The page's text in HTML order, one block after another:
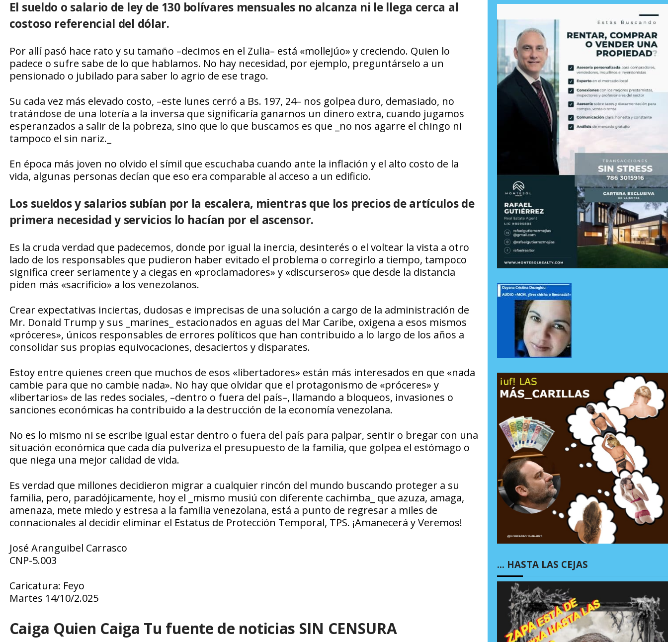
El sueldo o salario de ley de 130 bolívares mensuales no alcanza ni le llega cerca al
costoso referencial del dólar.
Por allí pasó hace rato y su tamaño –decimos en el Zulia– está «mollejúo» y creciendo. Quien lo
padece o sufre sabe de lo que hablamos. No hay necesidad, por ejemplo, preguntárselo a un
pensionado o jubilado para saber lo agrio de ese trago.
Su cada vez más elevado costo, –este lunes cerró a Bs. 197, 24– nos golpea duro, demasiado, no
tratándose de una lotería a la inversa que significaría ganarnos un dinero extra, cuando jugamos
esperanzados a salir de la pobreza, sino que lo que buscamos es que _no nos agarre el chingo ni
tampoco el sin nariz._
En época más joven no olvido el símil que escuchaba cuando ante la inflación y el alto costo de la
vida, algunas personas decían que eso era comparable al acceso a un edificio.
Los sueldos y salarios subían por la escalera, mientras que los precios de artículos de
primera necesidad y servicios lo hacían por el ascensor.
Es la cruda verdad que padecemos, donde por igual la inercia, desinterés o el voltear la vista a otro
lado de los responsables que pudieron haber evitado el problema o corregirlo a tiempo, tampoco
significa creer seriamente y a ciegas en «proclamadores» y «discurseros» que desde la distancia
piden más «sacrificio» a los venezolanos.
Crear expectativas inciertas, dudosas e imprecisas de una solución a cargo de la administración de
Mr. Donald Trump y sus _marines_ estacionados en aguas del Mar Caribe, oxigena a esos mismos
«próceres», únicos responsables de errores políticos que han contribuido a lo largo de los años a
consolidar sus propias equivocaciones, desaciertos y disparates.
Estoy entre quienes creen que muchos de esos «libertadores» están más interesados en que «nada
cambie para que no cambie nada». No hay que olvidar que el protagonismo de «próceres» y
«libertarios» de las redes sociales, –dentro o fuera del país–, llamando a bloqueos, invasiones o
sanciones económicas ha contribuido a la destrucción de la economía venezolana.
No es lo mismo ni se escribe igual estar dentro o fuera del país para palpar, sentir o bregar con una
situación económica que cada día pulveriza el presupuesto de la familia, que golpea el estómago o
que niega una mejor calidad de vida.
Es verdad que millones decidieron migrar a cualquier rincón del mundo buscando proteger a su
familia, pero, paradójicamente, hoy el _mismo musiú con diferente cachimba_ que azuza, amaga,
amenaza, mete miedo y estresa a la familia venezolana, está a punto de regresar a miles de
connacionales al decidir eliminar el Estatus de Protección Temporal, TPS. ¡Amanecerá y Veremos!
José Aranguibel Carrasco
CNP-5.003
Caricatura: Feyo
Martes 14/10/2.025
Caiga Quien Caiga Tu fuente de noticias SIN CENSURA
… HASTA LAS CEJAS